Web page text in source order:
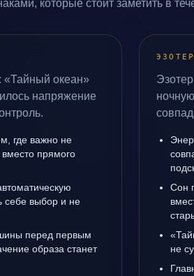
которые стоит заметить в
«Тайный океан»
напряжение
где важно не
вместо прямого
себе выбор и не
перед первым
образа станет
Сон
не